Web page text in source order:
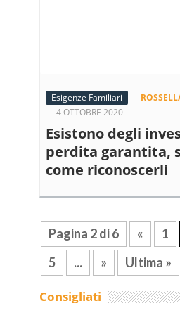
Esigenze Familiari
- 4 OTTOBRE 2020
Esistono degli
perdita garantita,
come riconoscerli
Pagina 2 di 6 « 1
5
... » Ultima »
Consigliati